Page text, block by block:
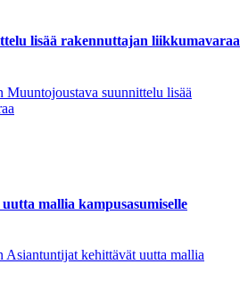
lisää rakennuttajan liikkumavaraa
Muuntojoustava suunnittelu lisää
mallia kampusasumiselle
Asiantuntijat kehittävät uutta mallia